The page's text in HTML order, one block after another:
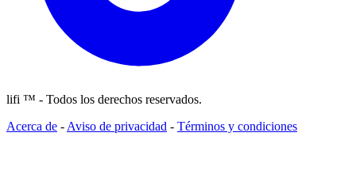
lifi ™ - Todos los derechos reservados.
Acerca de - Aviso de privacidad - Términos y condiciones